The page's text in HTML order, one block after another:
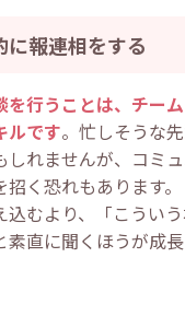
に報連相をする
行うことは、チーム
ルです。忙しそうな
れませんが、コミュ
く恐れもあります。
むより、「こういう
直に聞くほうが成長